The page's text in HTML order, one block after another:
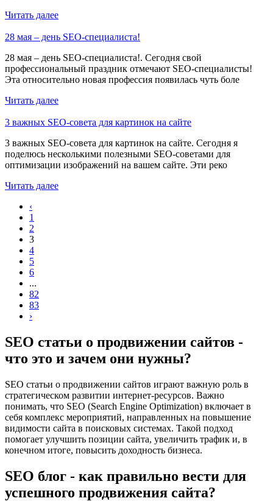
Читать далее
28 мая – день SEO-специалиста!
28 мая – день SEO-специалиста!. Сегодня свой
профессиональный праздник отмечают SEO-специалисты!
Эта относительно новая профессия появилась чуть боле
Читать далее
3 важных SEO-совета для картинок на сайте
3 важных SEO-совета для картинок на сайте. Сегодня я
поделюсь несколькими полезными SEO-советами для
оптимизации изображений на вашем сайте. Эти реко
Читать далее
‹
1
2
3
4
5
6
...
82
83
›
SEO статьи о продвижении сайтов -
что это и зачем они нужны?
SEO статьи о продвижении сайтов играют важную роль в
стратегическом развитии интернет-ресурсов. Важно
понимать, что SEO (Search Engine Optimization) включает в
себя комплекс мероприятий, направленных на повышение
видимости сайта в поисковых системах. Такой подход
помогает улучшить позиции сайта, увеличить трафик и, в
конечном итоге, повысить доходность бизнеса.
SEO блог - как правильно вести для
успешного продвижения сайта?